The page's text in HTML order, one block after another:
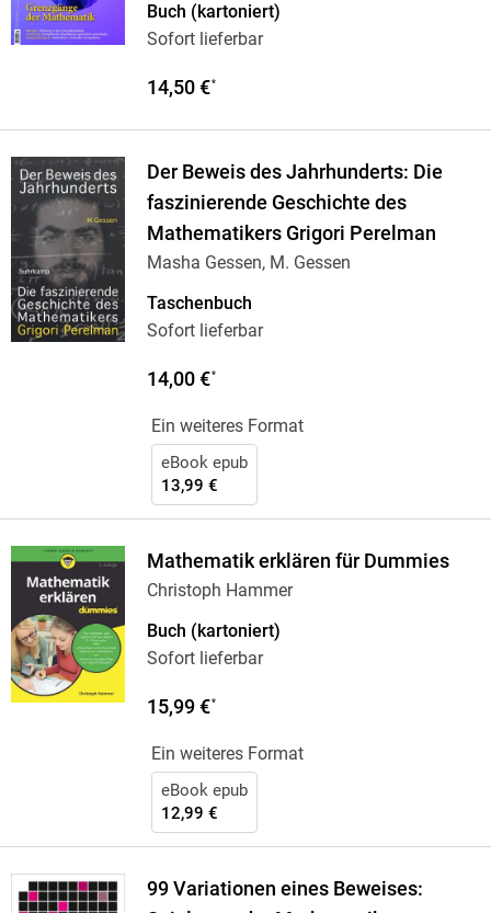
Buch (kartoniert)
Sofort lieferbar
14,50 €*
Der Beweis des Jahrhunderts: Die
faszinierende Geschichte des
Mathematikers Grigori Perelman
Masha Gessen, M. Gessen
Taschenbuch
Sofort lieferbar
14,00 €*
Ein weiteres Format
eBook epub
13,99 €
Mathematik erklären für Dummies
Christoph Hammer
Buch (kartoniert)
Sofort lieferbar
15,99 €*
Ein weiteres Format
eBook epub
12,99 €
99 Variationen eines Beweises: